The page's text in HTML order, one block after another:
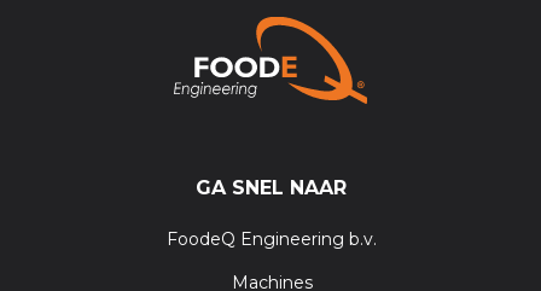
GA SNEL NAAR
FoodeQ Engineering b.v.
Machines